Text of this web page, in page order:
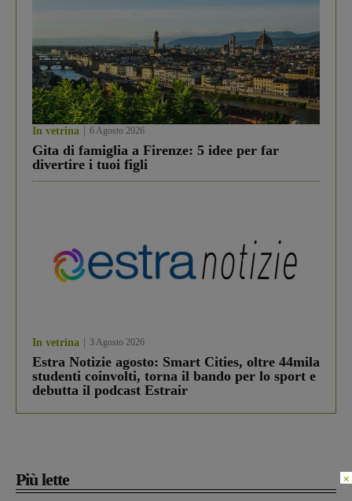
In vetrina 6 Agosto 2026
Gita di famiglia a Firenze: 5 idee per far
divertire i tuoi figli
In vetrina 3 Agosto 2026
Estra Notizie agosto: Smart Cities, oltre 44mila
studenti coinvolti, torna il bando per lo sport e
debutta il podcast Estrair
Più lette ×